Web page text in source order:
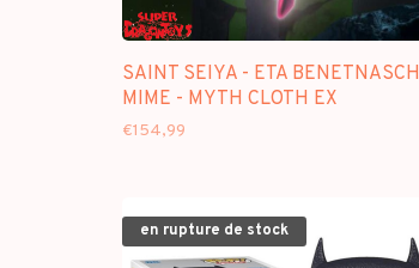
SAINT SEIYA - ETA BENETNASCH
MIME - MYTH CLOTH EX
€154,99
en rupture de stock